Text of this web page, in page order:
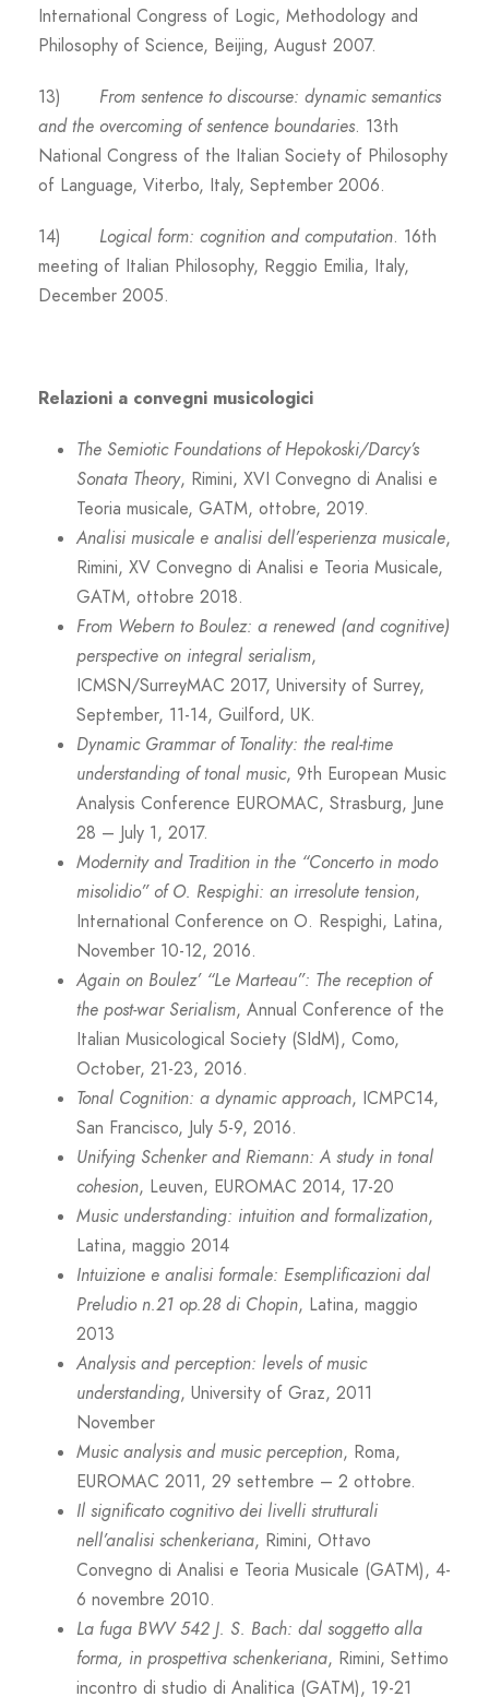
International Congress of Logic, Methodology and
Philosophy of Science, Beijing, August 2007.
13) From sentence to discourse: dynamic semantics
and the overcoming of sentence boundaries. 13th
National Congress of the Italian Society of Philosophy
of Language, Viterbo, Italy, September 2006.
14) Logical form: cognition and computation. 16th
meeting of Italian Philosophy, Reggio Emilia, Italy,
December 2005.
Relazioni a convegni musicologici
The Semiotic Foundations of Hepokoski/Darcy’s
Sonata Theory, Rimini, XVI Convegno di Analisi e
Teoria musicale, GATM, ottobre, 2019.
Analisi musicale e analisi dell’esperienza musicale,
Rimini, XV Convegno di Analisi e Teoria Musicale,
GATM, ottobre 2018.
From Webern to Boulez: a renewed (and cognitive)
perspective on integral serialism,
ICMSN/SurreyMAC 2017, University of Surrey,
September, 11-14, Guilford, UK.
Dynamic Grammar of Tonality: the real-time
understanding of tonal music, 9th European Music
Analysis Conference EUROMAC, Strasburg, June
28 – July 1, 2017.
Modernity and Tradition in the “Concerto in modo
misolidio” of O. Respighi: an irresolute tension,
International Conference on O. Respighi, Latina,
November 10-12, 2016.
Again on Boulez’ “Le Marteau”: The reception of
the post-war Serialism, Annual Conference of the
Italian Musicological Society (SIdM), Como,
October, 21-23, 2016.
Tonal Cognition: a dynamic approach, ICMPC14,
San Francisco, July 5-9, 2016.
Unifying Schenker and Riemann: A study in tonal
cohesion, Leuven, EUROMAC 2014, 17-20
Music understanding: intuition and formalization,
Latina, maggio 2014
Intuizione e analisi formale: Esemplificazioni dal
Preludio n.21 op.28 di Chopin, Latina, maggio
2013
Analysis and perception: levels of music
understanding, University of Graz, 2011
November
Music analysis and music perception, Roma,
EUROMAC 2011, 29 settembre – 2 ottobre.
Il significato cognitivo dei livelli strutturali
nell’analisi schenkeriana, Rimini, Ottavo
Convegno di Analisi e Teoria Musicale (GATM), 4-
6 novembre 2010.
La fuga BWV 542 J. S. Bach: dal soggetto alla
forma, in prospettiva schenkeriana, Rimini, Settimo
incontro di studio di Analitica (GATM), 19-21